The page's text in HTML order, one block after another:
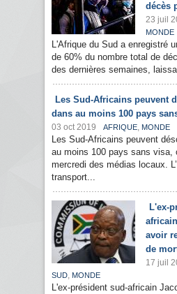
décès
23 juil
MONDE
L'Afrique du Sud a enregistré
de 60% du nombre total de
des dernières semaines,
Les Sud-Africains peuvent
dans au moins 100 pays
03 oct 2019 AFRIQUE, MONDE
Les Sud-Africains peuvent
au moins 100 pays sans visa,
mercredi des médias locaux.
transport...
L'ex-
avoir
de
17 juil
SUD, MONDE
L'ex-président sud-africain